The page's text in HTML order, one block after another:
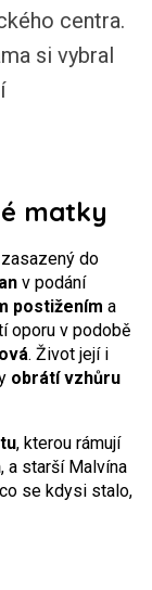
centra.
si vybral
matky
zasazený do
v podání
postižením a
oporu v podobě
. Život její i
obrátí vzhůru
, kterou rámují
, a starší Malvína
se kdysi stalo,